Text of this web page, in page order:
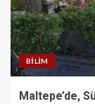
BILIM
Maltepe’de,